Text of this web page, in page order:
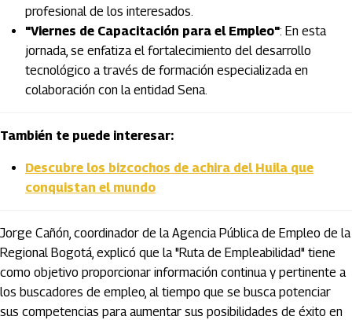
profesional de los interesados.
"Viernes de Capacitación para el Empleo": En esta
jornada, se enfatiza el fortalecimiento del desarrollo
tecnológico a través de formación especializada en
colaboración con la entidad Sena.
También te puede interesar:
Descubre los bizcochos de achira del Huila que
conquistan el mundo
Jorge Cañón, coordinador de la Agencia Pública de Empleo de la
Regional Bogotá, explicó que la "Ruta de Empleabilidad" tiene
como objetivo proporcionar información continua y pertinente a
los buscadores de empleo, al tiempo que se busca potenciar
sus competencias para aumentar sus posibilidades de éxito en